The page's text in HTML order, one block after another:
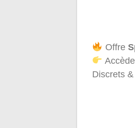
Offre
Discrets